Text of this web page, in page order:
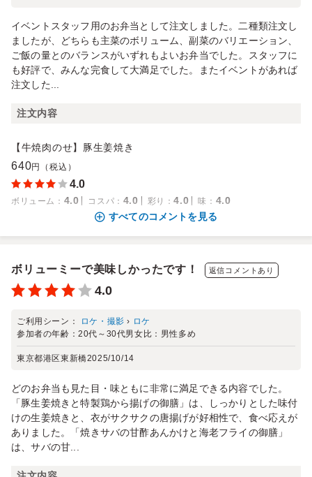
イベントスタッフ用のお弁当として注文しました。二種類注文し
ましたが、どちらも主菜のボリューム、副菜のバリエーション、
ご飯の量とのバランスがいずれもよいお弁当でした。スタッフに
も好評で、みんな完食して大満足でした。またイベントがあれば
注文した...
注文内容
【牛焼肉のせ】豚生姜焼き
640円（税込）
4.0
ボリューム ： 4.0 コスパ ： 4.0 彩り ：4.0 味 ： 4.0
すべてのコメントを見る
ボリューミーで美味しかったです！ 返信コメントあり
4.0
ご利用シーン： ロケ・撮影 › ロケ
参加者の年齢：20代～30代男女比： 男性多め
東京都港区東新橋2025/10/14
どのお弁当も見た目・味ともに非常に満足できる内容でした。
「豚生姜焼きと特製鶏から揚げの御膳」は、しっかりとした味付
けの生姜焼きと、衣がサクサクの唐揚げが好相性で、食べ応えが
ありました。「焼きサバの甘酢あんかけと海老フライの御膳」
は、サバの甘...